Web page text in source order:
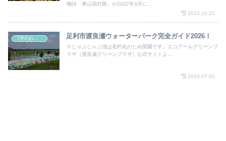
物詩「東山花灯路」が2022年3月に...
2022.10.22
7月のお祭り 足利市渡良瀬ウォーターパーク完全ガイド2026！
※じゃぶじゃぶ池は老朽化のため閉園です。エコアールグリーンプ
ラザ（渡良瀬グリーンプラザ）公式サイトよ...
2026.07.02